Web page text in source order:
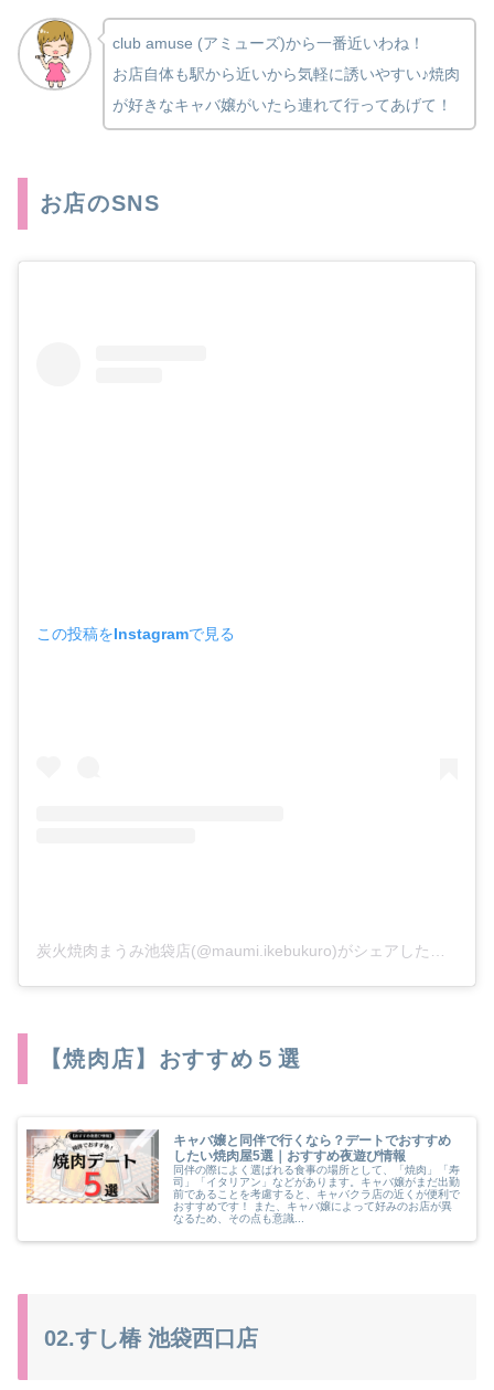
club amuse (アミューズ)から一番近いわね！
お店自体も駅から近いから気軽に誘いやすい♪焼肉
が好きなキャバ嬢がいたら連れて行ってあげて！
お店のSNS
この投稿をInstagramで見る
【焼肉店】おすすめ５選
キャバ嬢と同伴で行くなら？デートでおすすめ
したい焼肉屋5選｜おすすめ夜遊び情報
同伴の際によく選ばれる食事の場所として、「焼肉」「寿
司」「イタリアン」などがあります。キャバ嬢がまだ出勤
前であることを考慮すると、キャバクラ店の近くが便利で
おすすめです！ また、キャバ嬢によって好みのお店が異
なるため、その点も意識...
02.すし椿 池袋西口店